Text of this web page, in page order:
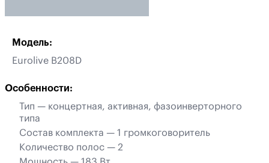
Модель:
Eurolive B208D
Особенности:
Тип — концертная, активная, фазоинверторного
типа
Состав комплекта — 1 громкоговоритель
Количество полос — 2